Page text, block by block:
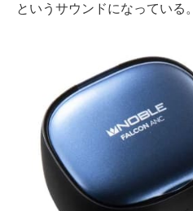
というサウンドになっている。